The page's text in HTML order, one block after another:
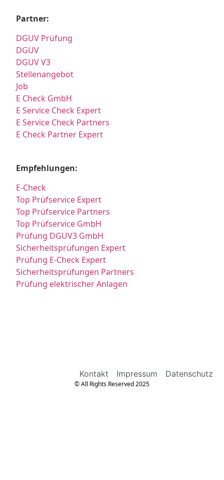
Partner:
DGUV Prüfung
DGUV
DGUV V3
Stellenangebot
Job
E Check GmbH
E Service Check Expert
E Service Check Partners
E Check Partner Expert
Empfehlungen:
E-Check
Top Prüfservice Expert
Top Prüfservice Partners
Top Prüfservice GmbH
Prüfung DGUV3 GmbH
Sicherheitsprüfungen Expert
Prüfung E-Check Expert
Sicherheitsprüfungen Partners
Prüfung elektrischer Anlagen
Kontakt Impressum Datenschutz
© All Rights Reserved 2025